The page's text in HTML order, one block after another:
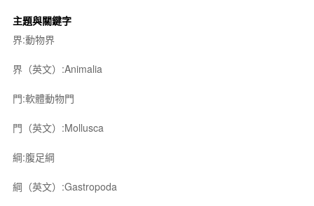
主題與關鍵字
界:動物界
界（英文）:Animalia
門:軟體動物門
門（英文）:Mollusca
綱:腹足綱
綱（英文）:Gastropoda